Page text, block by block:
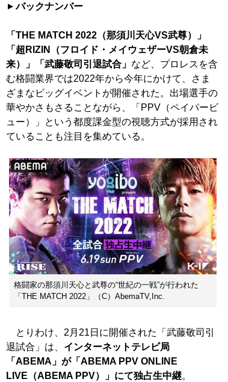
バックナンバー
「THE MATCH 2022（那須川天心VS武尊）」
「超RIZIN（フロイド・メイウェザーVS朝倉未
来）」「武藤敬司引退試合」 など、プロレスを含
む格闘業界では2022年から今年にかけて、さま
ざまなビッグイベントが開催された。出場選手の
華やかさもさることながら、「PPV（ペイパービ
ュー）」という都度課金型の視聴方式が採用され
ていることも注目を集めている。
格闘家の那須川天心と武尊の“世紀の一戦”が行われた
「THE MATCH 2022」（C）AbemaTV,Inc.
とりわけ、2月21日に開催された「武藤敬司引
退試合」は、 インターネットテレビ局
「ABEMA」が「ABEMA PPV ONLINE
LIVE（ABEMA PPV）」にて独占生中継。